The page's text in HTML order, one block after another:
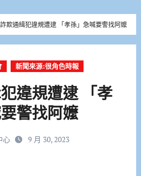
詐欺通緝犯違規遭逮 「孝孫」急喊要警找阿嬤
新聞來源:很角色時報
違規遭逮 「孝
警找阿嬤
心 9 月 30, 2023